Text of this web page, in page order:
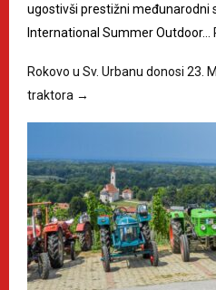
ugostivši prestižni međunarodni
International Summer Outdoor…
Rokovo u Sv. Urbanu donosi 23.
traktora →